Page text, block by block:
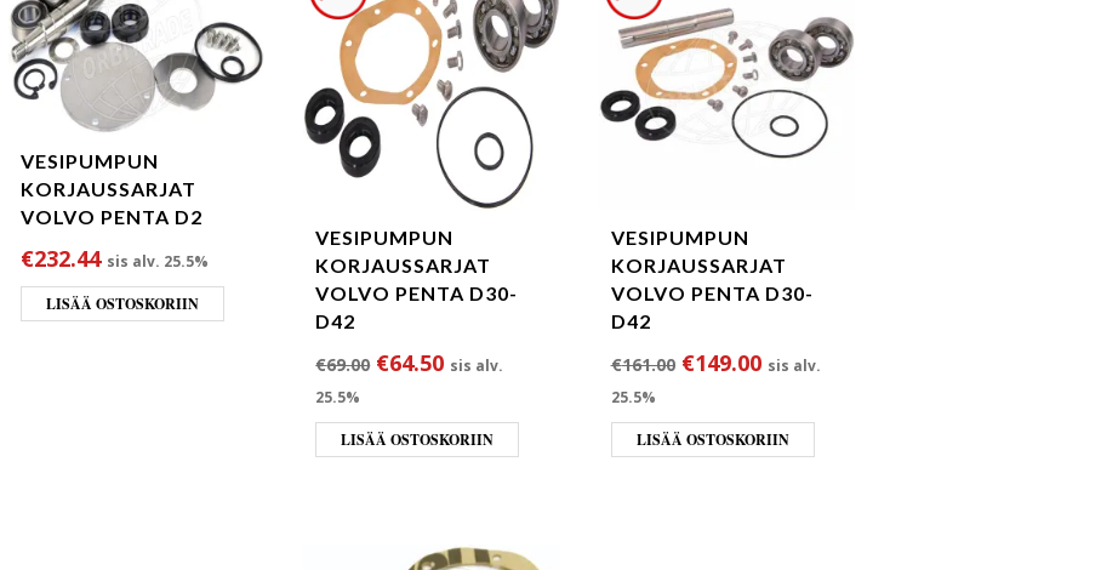
VESIPUMPUN
KORJAUSSARJAT
VOLVO PENTA D2
€232.44 sis alv. 25.5%
LISÄÄ OSTOSKORIIN
VESIPUMPUN
KORJAUSSARJAT
VOLVO PENTA D30-
D42
€69.00 Alkuperäinen hinta oli: €69.00.
€64.50Nykyinen hinta on: €64.50.
sis alv.
25.5%
LISÄÄ OSTOSKORIIN
VESIPUMPUN
KORJAUSSARJAT
VOLVO PENTA D30-
D42
€161.00 Alkuperäinen hinta oli: €161.00.
€149.00Nykyinen hinta on: €149.00.
sis alv.
25.5%
LISÄÄ OSTOSKORIIN